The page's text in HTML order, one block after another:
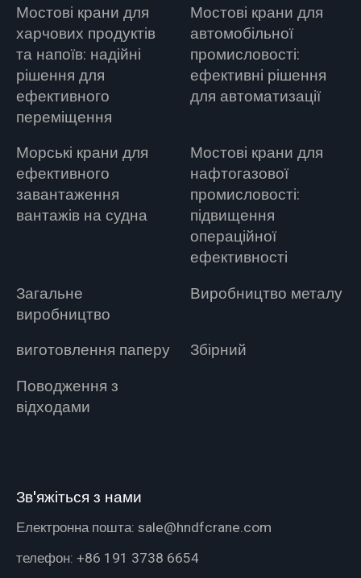
Мостові крани для
харчових продуктів
та напоїв: надійні
рішення для
ефективного
переміщення
Мостові крани для
автомобільної
промисловості:
ефективні рішення
для автоматизації
Морські крани для
ефективного
завантаження
вантажів на судна
Мостові крани для
нафтогазової
промисловості:
підвищення
операційної
ефективності
Загальне
виробництво
Виробництво металу
виготовлення паперу
Збірний
Поводження з
відходами
Зв'яжіться з нами
Електронна пошта: sale@hndfcrane.com
телефон: +86 191 3738 6654